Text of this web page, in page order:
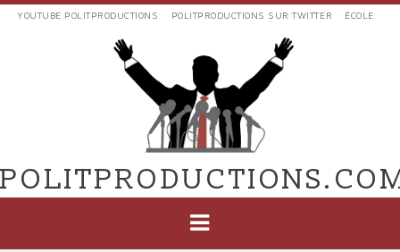
Aller
EXTERNES
POLIT'PRODUCTIONS
YOUTUBE POLITPRODUCTIONS POLITPRODUCTIONS SUR TWITTER ÉCOLE